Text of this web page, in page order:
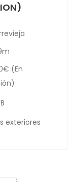
(En
exteriores